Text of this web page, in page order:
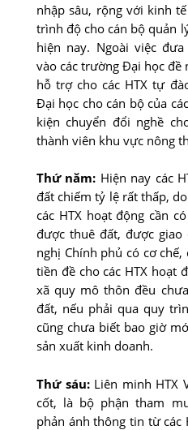
nhập sâu, rộng với kinh
trình độ cho cán bộ quản
hiện nay. Ngoài việc
vào các trường Đại học đề
hỗ trợ cho các HTX tự
Đại học cho cán bộ của
kiện chuyển đổi nghề
thành viên khu vực nông
Thứ năm: Hiện nay các
đất chiếm tỷ lệ rất thấp,
các HTX hoạt động cần
được thuê đất, được
nghị Chính phủ có cơ
tiền đề cho các HTX hoạt
xã quy mô thôn đều
đất, nếu phải qua quy
cũng chưa biết bao giờ
sản xuất kinh doanh.
Thứ sáu:Liên minh HTX
cốt, là bộ phận tham
phản ánh thông tin từ các